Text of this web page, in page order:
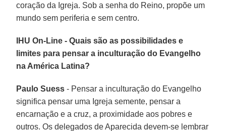
coração da Igreja. Sob a senha do Reino, propõe um
mundo sem periferia e sem centro.
IHU On-Line - Quais são as possibilidades e
limites para pensar a inculturação do Evangelho
na América Latina?
Paulo Suess- Pensar a inculturação do Evangelho
significa pensar uma Igreja semente, pensar a
encarnação e a cruz, a proximidade aos pobres e
outros. Os delegados de Aparecida devem-se lembrar